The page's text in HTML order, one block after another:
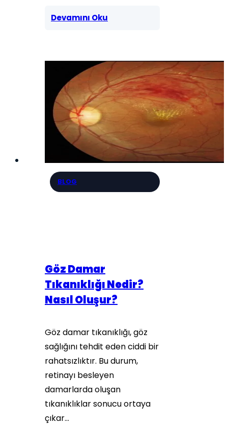
Devamını Oku
BLOG
Göz Damar
Tıkanıklığı Nedir?
Nasıl Oluşur?
Göz damar tıkanıklığı, göz
sağlığını tehdit eden ciddi bir
rahatsızlıktır. Bu durum,
retinayı besleyen
damarlarda oluşan
tıkanıklıklar sonucu ortaya
çıkar…